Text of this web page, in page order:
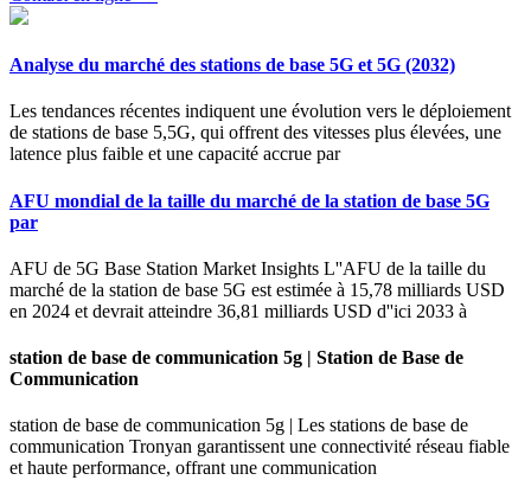
Analyse du marché des stations de base 5G et 5G (2032)
Les tendances récentes indiquent une évolution vers le déploiement
de stations de base 5,5G, qui offrent des vitesses plus élevées, une
latence plus faible et une capacité accrue par
AFU mondial de la taille du marché de la station de base 5G
par
AFU de 5G Base Station Market Insights L''AFU de la taille du
marché de la station de base 5G est estimée à 15,78 milliards USD
en 2024 et devrait atteindre 36,81 milliards USD d''ici 2033 à
station de base de communication 5g | Station de Base de
Communication
station de base de communication 5g | Les stations de base de
communication Tronyan garantissent une connectivité réseau fiable
et haute performance, offrant une communication